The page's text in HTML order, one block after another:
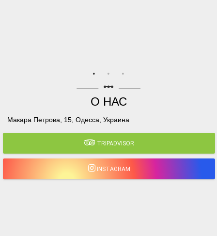
linear_scale
О НАС
Макара Петрова, 15, Одесса, Украина
TRIPADVISOR
INSTAGRAM